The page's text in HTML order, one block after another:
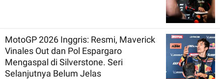
MotoGP 2026 Inggris: Resmi, Maverick
Vinales Out dan Pol Espargaro
Mengaspal di Silverstone. Seri
Selanjutnya Belum Jelas